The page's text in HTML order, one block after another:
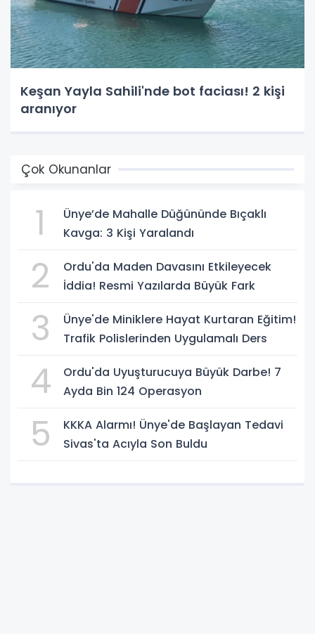
Keşan Yayla Sahili'nde bot faciası! 2 kişi
aranıyor
Çok Okunanlar
1
Ünye’de Mahalle Düğününde Bıçaklı
Kavga: 3 Kişi Yaralandı
2
Ordu'da Maden Davasını Etkileyecek
İddia! Resmi Yazılarda Büyük Fark
3
Ünye'de Miniklere Hayat Kurtaran Eğitim!
Trafik Polislerinden Uygulamalı Ders
4
Ordu'da Uyuşturucuya Büyük Darbe! 7
Ayda Bin 124 Operasyon
5
KKKA Alarmı! Ünye'de Başlayan Tedavi
Sivas'ta Acıyla Son Buldu